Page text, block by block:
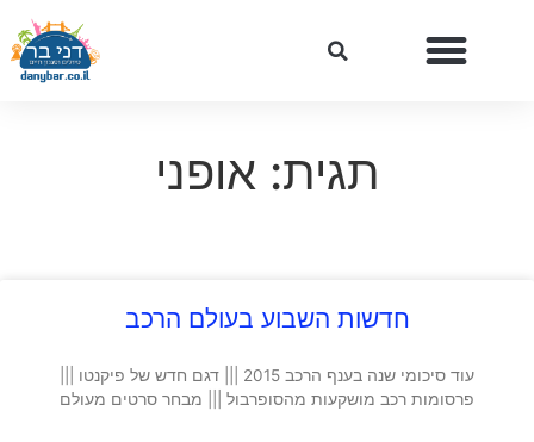
תגית: אופני
חדשות השבוע בעולם הרכב
עוד סיכומי שנה בענף הרכב 2015 ||| דגם חדש של פיקנטו |||
פרסומות רכב מושקעות מהסופרבול ||| מבחר סרטים מעולם